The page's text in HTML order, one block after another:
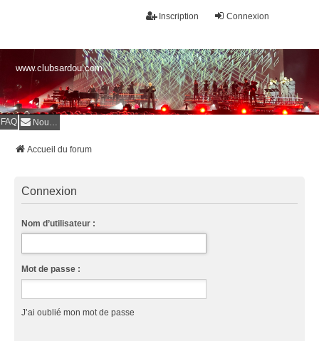
Connexion
Inscription
www.clubsardou.com
FAQ Nous contacter
Accueil du forum
Connexion
Nom d’utilisateur :
Mot de passe :
J’ai oublié mon mot de passe